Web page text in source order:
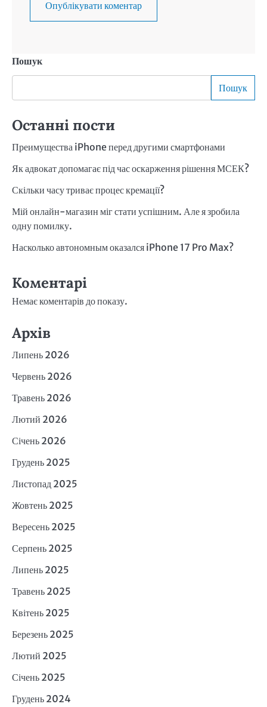
Пошук
Пошук
Останні пости
Преимущества iPhone перед другими смартфонами
Як адвокат допомагає під час оскарження рішення МСЕК?
Скільки часу триває процес кремації?
Мій онлайн-магазин міг стати успішним. Але я зробила
одну помилку.
Насколько автономным оказался iPhone 17 Pro Max?
Коментарі
Немає коментарів до показу.
Архів
Липень 2026
Червень 2026
Травень 2026
Лютий 2026
Січень 2026
Грудень 2025
Листопад 2025
Жовтень 2025
Вересень 2025
Серпень 2025
Липень 2025
Травень 2025
Квітень 2025
Березень 2025
Лютий 2025
Січень 2025
Грудень 2024